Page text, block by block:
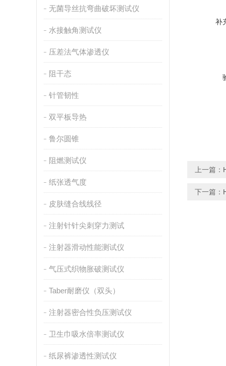
无菌导丝抗弯曲破坏测试仪
水接触角测试仪
压差法气体渗透仪
阻干态
针管韧性
双平板导热
鲁尔圆锥
阻燃测试仪
纸张透气度
皮肤缝合线线径
注射针针尖刺穿力测试
注射器滑动性能测试仪
气压式织物胀破测试仪
Taber耐磨仪（双头）
注射器密合性负压测试仪
卫生巾吸水倍率测试仪
纸尿裤渗透性测试仪
补
上一篇：
下一篇：